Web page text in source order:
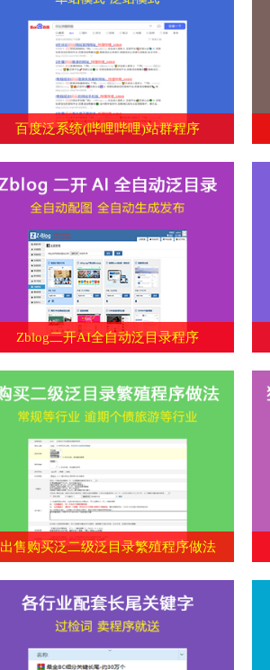
百度泛系统(哔哩哔哩)站群程序
Zblog二开AI全自动泛目录程序
出售购买泛二级泛目录繁殖程序做法